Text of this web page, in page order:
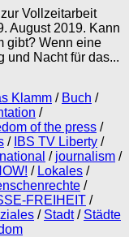
Vollzeitarbeit
August 2019. Kann
gibt? Wenn eine
und Nacht für das...
Klamm / Buch /
/
of the press /
/ IBS TV Liberty /
/ journalism /
/ Lokales /
/
FREIHEIT /
/ Stadt/ Städte